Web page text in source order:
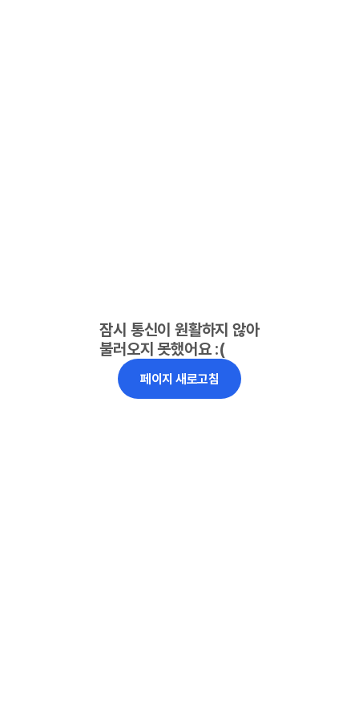
잠시 통신이 원활하지 않아
불러오지 못했어요 :(
페이지 새로고침